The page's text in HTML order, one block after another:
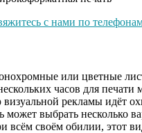
с нами по
или цветные
часов для
рекламы идёт
может выбрать
всём своём обилии, этот